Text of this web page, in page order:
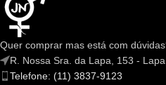
Quer comprar mas está com
R. Nossa Sra. da Lapa, 153 -
Telefone: (11) 3837-9123